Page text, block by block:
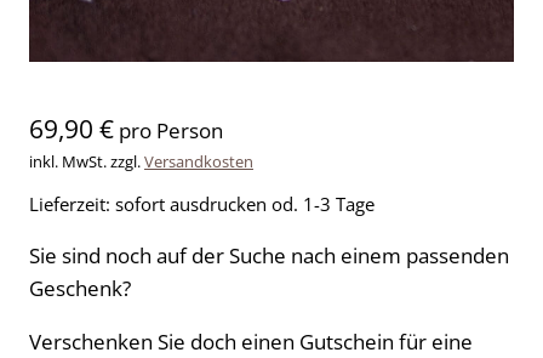
69,90 € pro Person
inkl. MwSt.zzgl.Versandkosten
Lieferzeit: sofort ausdrucken od. 1-3 Tage
Sie sind noch auf der Suche nach einem passenden
Geschenk?
Verschenken Sie doch einen Gutschein für eine